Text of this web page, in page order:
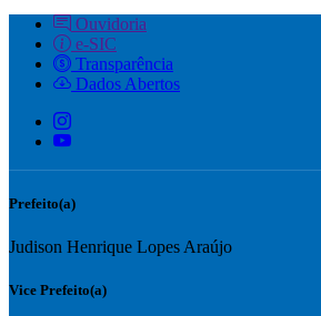
Ouvidoria
e-SIC
Transparência
Dados Abertos
Prefeito(a)
Judison Henrique Lopes Araújo
Vice Prefeito(a)